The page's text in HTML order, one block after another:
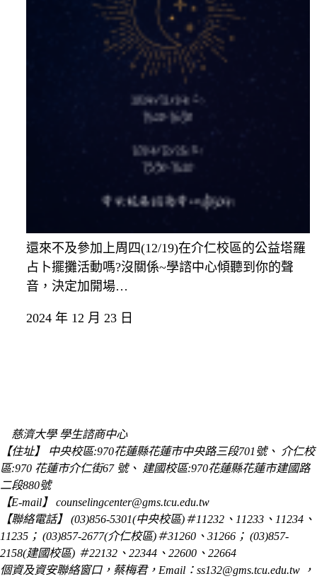
還來不及參加上周四(12/19)在介仁校區的公益塔羅
占卜擺攤活動嗎?沒關係~學諮中心傾聽到你的聲
音，決定加開場…
2024 年 12 月 23 日
慈濟大學 學生諮商中心
【住址】 中央校區:970花蓮縣花蓮市中央路三段701號、 介仁校
區:970 花蓮市介仁街67 號、 建國校區:970花蓮縣花蓮市建國路
二段880號
【E-mail】 counselingcenter@gms.tcu.edu.tw
【聯絡電話】 (03)856-5301(中央校區)＃11232、11233、11234、
11235； (03)857-2677(介仁校區)＃31260、31266； (03)857-
2158(建國校區) ＃22132、22344、22600、22664
個資及資安聯絡窗口，蔡梅君，Email：ss132@gms.tcu.edu.tw ，